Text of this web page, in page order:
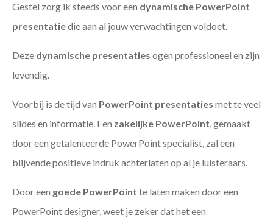
Gestel zorg ik steeds voor een dynamische PowerPoint
presentatiedie aan al jouw verwachtingen voldoet.
Deze dynamische presentaties ogen professioneel en zijn
levendig.
Voorbij is de tijd van PowerPoint presentaties met te veel
slides en informatie. Een zakelijke PowerPoint, gemaakt
door een getalenteerde PowerPoint specialist, zal een
blijvende positieve indruk achterlaten op al je luisteraars.
Door een goede PowerPoint te laten maken door een
PowerPoint designer, weet je zeker dat het een